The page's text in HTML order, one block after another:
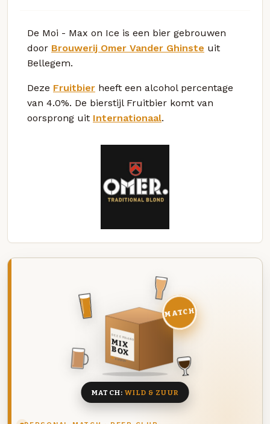
De Moi - Max on Ice is een bier gebrouwen
door Brouwerij Omer Vander Ghinste uit
Bellegem.
Deze Fruitbier heeft een alcohol percentage
van 4.0%. De bierstijl Fruitbier komt van
oorsprong uit Internationaal.
DEZE MAAND
MIX
BOX
8 BIEREN
MATCH
MATCH:WILD & ZUUR